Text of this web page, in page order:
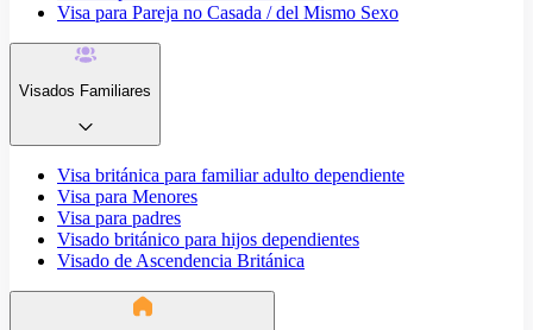
Visa para Pareja no Casada / del Mismo Sexo
Visados Familiares
Visa británica para familiar adulto dependiente
Visa para Menores
Visa para padres
Visado británico para hijos dependientes
Visado de Ascendencia Británica